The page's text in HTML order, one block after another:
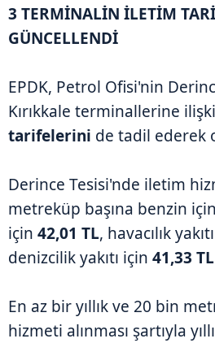
3 TERMİNALİN İLETİM
GÜNCELLENDİ
EPDK, Petrol Ofisi'nin
Kırıkkale terminallerine
tarifelerini de tadil ederek
Derince Tesisi'nde iletim
metreküp başına benzin için
için 42,01 TL, havacılık
denizcilik yakıtı için 41,33 TL
En az bir yıllık ve 20 bin
hizmeti alınması şartıyla